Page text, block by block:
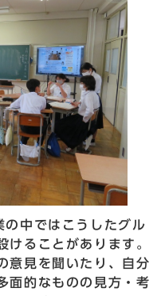
中ではこうしたグル
けることがあります。
意見を聞いたり、自分
面的なものの見方・考